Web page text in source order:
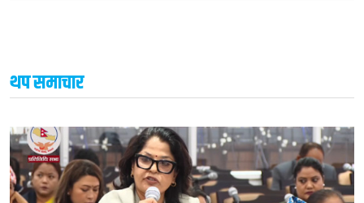
थप समाचार